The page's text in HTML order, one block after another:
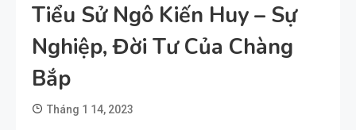
Tiểu Sử Ngô Kiến Huy – Sự
Nghiệp, Đời Tư Của Chàng
Bắp
Tháng 1 14, 2023